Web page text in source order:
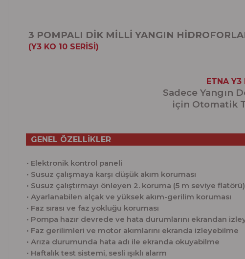
3 POMPALI DİK MİLLİ YANGIN
(Y3 KO 10 SERİSİ)
ETNA Y3
Sadece Yangın
için Otomatik
GENEL ÖZELLİKLER
• Elektronik kontrol paneli
• Susuz çalışmaya karşı düşük akım koruması
• Susuz çalıştırmayı önleyen 2. koruma (5 m seviye flatörü)
• Ayarlanabilen alçak ve yüksek akım-gerilim koruması
• Faz sırası ve faz yokluğu koruması
• Pompa hazır devrede ve hata durumlarını ekrandan
• Faz gerilimleri ve motor akımlarını ekranda izleyebilme
• Arıza durumunda hata adı ile ekranda okuyabilme
• Haftalık test sistemi, sesli ışıklı alarm